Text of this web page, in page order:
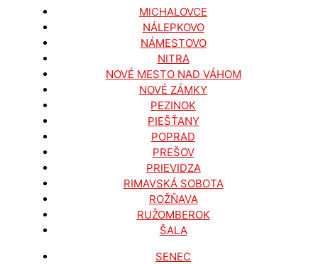
MICHALOVCE
NÁLEPKOVO
NÁMESTOVO
NITRA
NOVÉ MESTO NAD VÁHOM
NOVÉ ZÁMKY
PEZINOK
PIEŠŤANY
POPRAD
PREŠOV
PRIEVIDZA
RIMAVSKÁ SOBOTA
ROŽŇAVA
RUŽOMBEROK
ŠALA
SENEC